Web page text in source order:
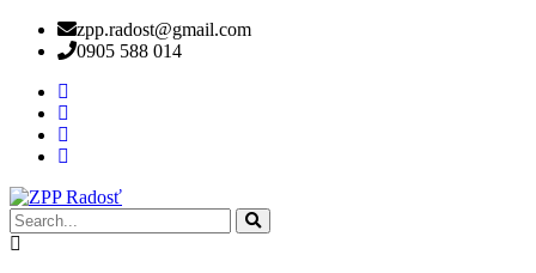
zpp.radost@gmail.com
0905 588 014